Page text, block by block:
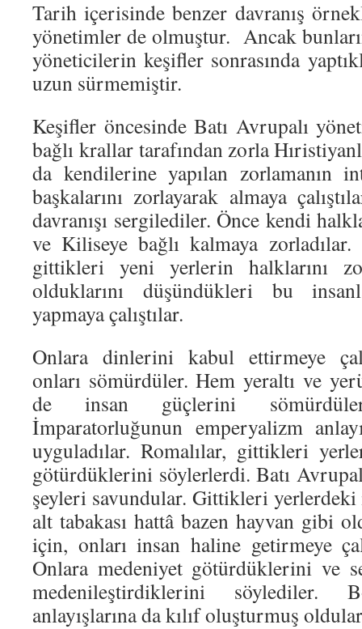
Tarih içerisinde benzer davranış
yönetimler de olmuştur. Ancak
yöneticilerin keşifler sonrasında
uzun sürmemiştir.
Keşifler öncesinde Batı Avrupalı
bağlı krallar tarafından zorla
da kendilerine yapılan zorlamanın
başkalarını zorlayarak almaya
davranışı sergilediler. Önce kendi
ve Kiliseye bağlı kalmaya
gittikleri yeni yerlerin halklarını
olduklarını düşündükleri bu
yapmaya çalıştılar.
Onlara dinlerini kabul ettirmeye
onları sömürdüler. Hem yeraltı ve
de insan güçlerini
İmparatorluğunun emperyalizm
uyguladılar. Romalılar, gittikleri
götürdüklerini söylerlerdi. Batı
şeyleri savundular. Gittikleri yerlerdeki
alt tabakası hattâ bazen hayvan gibi
için, onları insan haline getirmeye
Onlara medeniyet götürdüklerini ve
medenileştirdiklerini söylediler.
anlayışlarına da kılıf oluşturmuş